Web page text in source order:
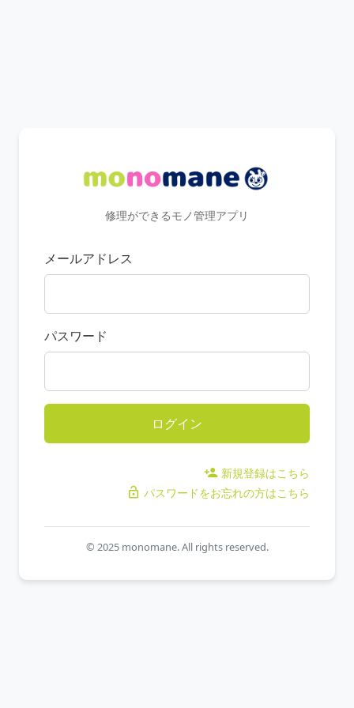
修理ができるモノ管理アプリ
メールアドレス
パスワード
ログイン
person_add 新規登録はこちら
lock_open パスワードをお忘れの方はこちら
© 2025 monomane. All rights reserved.